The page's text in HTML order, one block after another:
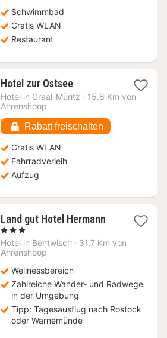
Schwimmbad
Gratis WLAN
Restaurant
Hotel zur Ostsee1
Nacht
€
Hotel in Graal-Müritz · 15.8 Km von
Ahrenshoop
Rabatt freischalten
Gratis WLAN
Fahrradverleih
Aufzug
Land gut Hotel Hermann1
ab
, 3 Sterne
Hotel in Bentwisch · 31.7 Km von
Ahrenshoop
Wellnessbereich
Zahlreiche Wander- und Radwege
in der Umgebung
Tipp: Tagesausflug nach Rostock
oder Warnemünde